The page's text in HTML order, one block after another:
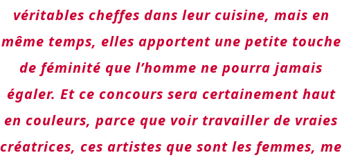
véritables cheffes dans leur cuisine, mais en
même temps, elles apportent une petite touche
de féminité que l’homme ne pourra jamais
égaler. Et ce concours sera certainement haut
en couleurs, parce que voir travailler de vraies
créatrices, ces artistes que sont les femmes, me